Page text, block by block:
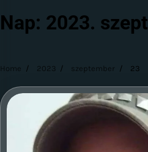
Nap: 2023.
Home 2023 szeptember 23